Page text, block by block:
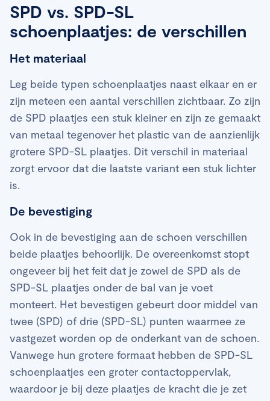
SPD vs. SPD-SL
schoenplaatjes: de verschillen
Het materiaal
Leg beide typen schoenplaatjes naast elkaar en er
zijn meteen een aantal verschillen zichtbaar. Zo zijn
de SPD plaatjes een stuk kleiner en zijn ze gemaakt
van metaal tegenover het plastic van de aanzienlijk
grotere SPD-SL plaatjes. Dit verschil in materiaal
zorgt ervoor dat die laatste variant een stuk lichter
is.
De bevestiging
Ook in de bevestiging aan de schoen verschillen
beide plaatjes behoorlijk. De overeenkomst stopt
ongeveer bij het feit dat je zowel de SPD als de
SPD-SL plaatjes onder de bal van je voet
monteert. Het bevestigen gebeurt door middel van
twee (SPD) of drie (SPD-SL) punten waarmee ze
vastgezet worden op de onderkant van de schoen.
Vanwege hun grotere formaat hebben de SPD-SL
schoenplaatjes een groter contactoppervlak,
waardoor je bij deze plaatjes de kracht die je zet